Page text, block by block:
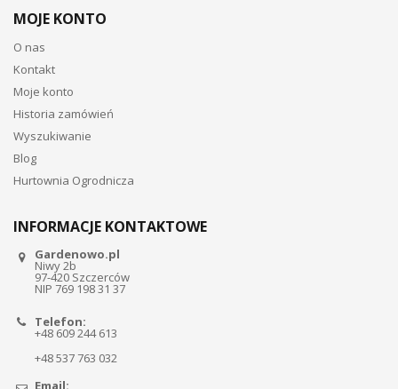
MOJE KONTO
O nas
Kontakt
Moje konto
Historia zamówień
Wyszukiwanie
Blog
Hurtownia Ogrodnicza
INFORMACJE KONTAKTOWE
Gardenowo.pl
Niwy 2b
97-420 Szczerców
NIP 769 198 31 37
Telefon:
+48 609 244 613
+48 537 763 032
Email: